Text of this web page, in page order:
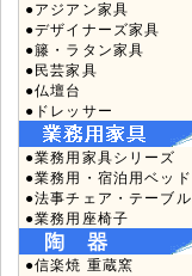
●アジアン家具
●デザイナーズ家具
●籐・ラタン家具
●民芸家具
●仏壇台
●ドレッサー
●業務用家具シリーズ
●業務用・宿泊用ベッド
●法事チェア・テーブル
●業務用座椅子
●信楽焼 重蔵窯